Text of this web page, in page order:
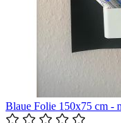
Blaue Folie 150x75 cm -